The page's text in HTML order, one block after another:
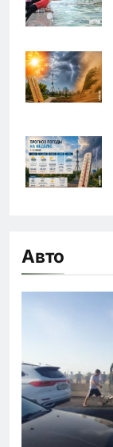
Авто